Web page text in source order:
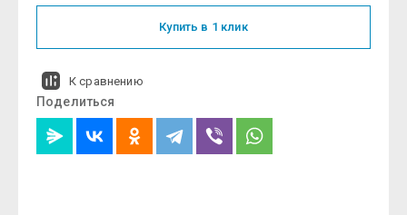
Купить в 1 клик
К сравнению
Поделиться